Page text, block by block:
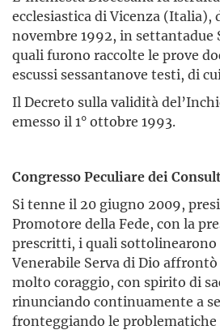
ecclesiastica di Vicenza (Italia),
novembre 1992, in settantadue
quali furono raccolte le prove
escussi sessantanove testi, di
Il Decreto sulla validità
emesso il 1° ottobre 1993.
Congresso Peculiare dei
Si tenne il 20 giugno 2009,
Promotore della Fede, con la
prescritti, i quali sottolinearono
Venerabile Serva di Dio
molto coraggio, con spirito di
rinunciando continuamente a se
fronteggiando le problematiche